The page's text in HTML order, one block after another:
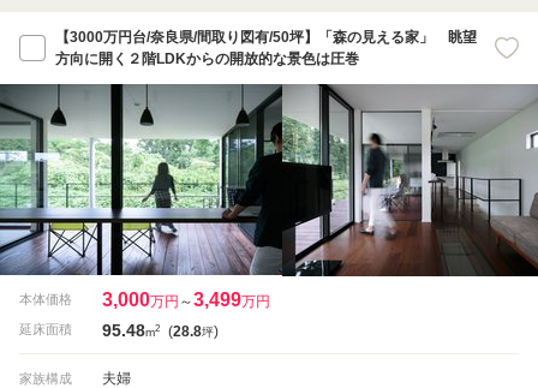
【3000万円台/奈良県/間取り図有/50坪】「森の見える家」 眺望
方向に開く２階LDKからの開放的な景色は圧巻
本体価格 3,000万円 ～3,499万円
延床面積 95.48m2 (28.8坪)
家族構成 夫婦